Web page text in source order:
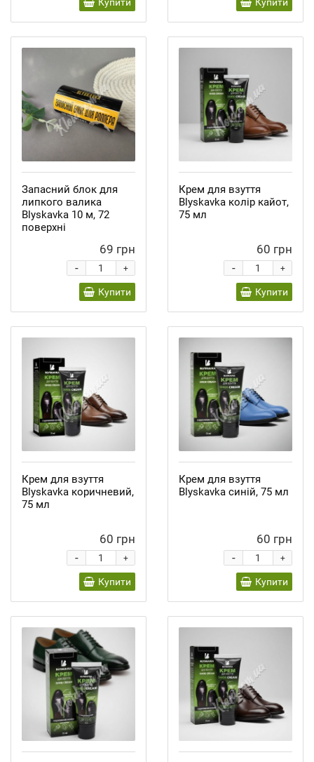
Запасний блок для
липкого валика
Blyskavka 10 м, 72
поверхні
69 грн
+
-
Купити
Крем для взуття
Blyskavka колір кайот,
75 мл
60 грн
+
-
Купити
Крем для взуття
Blyskavka коричневий,
75 мл
60 грн
+
-
Купити
Крем для взуття
Blyskavka синій, 75 мл
60 грн
+
-
Купити